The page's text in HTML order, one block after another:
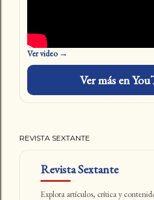
Ver video →
Ver más en
REVISTA SEXTANTE
Revista Sextante
Explora artículos, crítica y